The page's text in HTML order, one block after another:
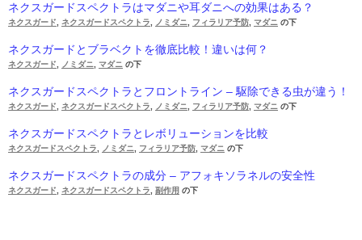
ネクスガードスペクトラはマダニや耳ダニへの効果はある？
ネクスガード, ネクスガードスペクトラ, ノミダニ, フィラリア予防, マダニ の下
ネクスガードとブラベクトを徹底比較！違いは何？
ネクスガード, ノミダニ, マダニ の下
ネクスガードスペクトラとフロントライン – 駆除できる虫が違う！
ネクスガード, ネクスガードスペクトラ, ノミダニ, フィラリア予防, マダニ の下
ネクスガードスペクトラとレボリューションを比較
ネクスガードスペクトラ, ノミダニ, フィラリア予防, マダニ の下
ネクスガードスペクトラの成分 – アフォキソラネルの安全性
ネクスガード, ネクスガードスペクトラ, 副作用 の下